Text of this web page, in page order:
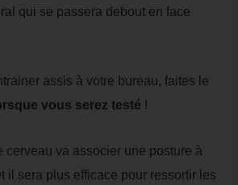
qui se passera debout en face
assis à votre bureau, faites le
vous serez testé !
cerveau va associer une posture à
il sera plus efficace pour ressortir les